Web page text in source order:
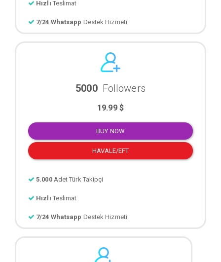
Hızlı Teslimat
7/24 Whatsapp Destek Hizmeti
5000 Followers
19.99 $
BUY NOW
HAVALE/EFT
5.000 Adet Türk Takipçi
Hızlı Teslimat
7/24 Whatsapp Destek Hizmeti